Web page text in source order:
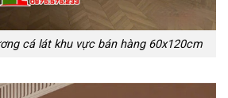
cá lát khu vực bán hàng 60x120cm